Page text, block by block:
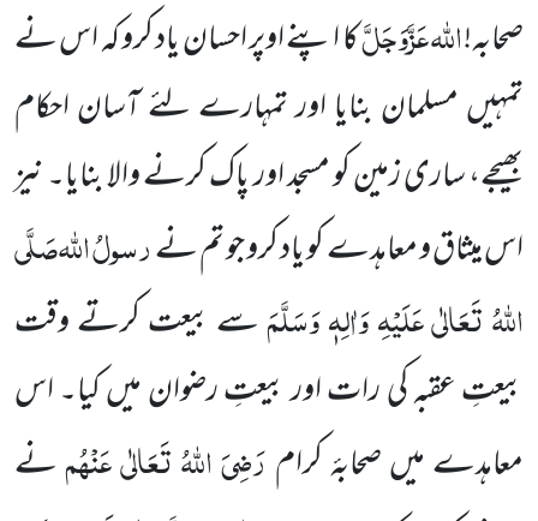
صحابہ!اللہعَزَّوَجَلَّکا اپنے اوپر احسان یاد کرو کہ اس نے
تمہیںمسلمان بنایا اور تمہارے لئے آسان احکام
بھیجے، ساری زمین کو مسجد اور پاک کرنے والا بنایا۔ نیز
اس میثاق و معاہدے کو یاد کرو جو تم نےرسولُ اللہصَلَّی
اللہُ تَعَالٰی عَلَیْہِ وَاٰلِہٖ وَسَلَّمَسے بیعت کرتے وقت
بیعتِ عقبہ کی رات اور بیعتِ رضوانمیں کیا۔ اس
معاہدے میں صحابۂ کرامرَضِیَ اللہُ تَعَالٰی عَنْہُمنے